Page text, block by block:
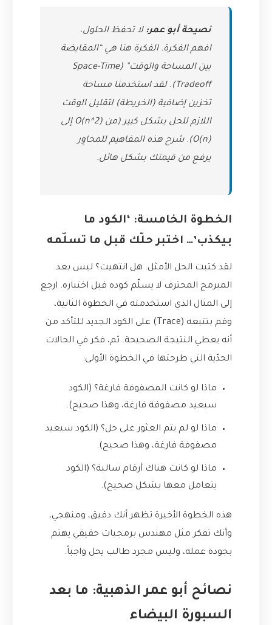
نصيحة أبو عمر: لا تحفظ الحلول،
افهم الفكرة. الفكرة هنا هي “المقايضة
بين المساحة والوقت” (Space-Time
Tradeoff). لقد استخدمنا مساحة
تخزين إضافية (الخريطة) لتقليل الوقت
اللازم للحل بشكل كبير (من O(n^2) إلى
O(n)). شرح هذه المفاهيم للمحاوِر
يرفع من قيمتك بشكل هائل.
الخطوة الخامسة: ‘الكود ما
بيكذب’… اختبر حلّك قبل ما تسلّمه
لقد كتبت الحل الأمثل. هل انتهيت؟ ليس بعد.
المبرمج المحترف لا يسلّم كوده قبل اختباره. ارجع
إلى المثال الذي استخدمته في الخطوة الثانية،
وقم بتتبعه (Trace) على الكود الجديد للتأكد من
أنه يعطي النتيجة الصحيحة. ثم، فكر في الحالات
الحدّية التي طرحتها في الخطوة الأولى:
ماذا لو كانت المصفوفة فارغة؟ (الكود
سيعيد مصفوفة فارغة، وهذا صحيح).
ماذا لو لم يتم العثور على حل؟ (الكود سيعيد
مصفوفة فارغة، وهذا صحيح).
ماذا لو كانت هناك أرقام سالبة؟ (الكود
يتعامل معها بشكل صحيح).
هذه الخطوة الأخيرة تظهر أنك دقيق، ومنهجي،
وأنك تفكر مثل مهندس برمجيات حقيقي يهتم
بجودة عمله، وليس مجرد طالب يحل واجباً.
نصائح أبو عمر الذهبية: ما بعد
السبورة البيضاء